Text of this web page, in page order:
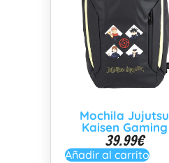
Mochila Jujutsu
Kaisen Gaming
39.99€
Añadir al carrito